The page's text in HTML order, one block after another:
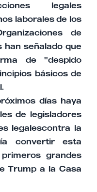
legales
laborales de los
de
han señalado que
de "despido
básicos de
días haya
de legisladores
legalescontra la
convertir esta
grandes
Trump a la Casa